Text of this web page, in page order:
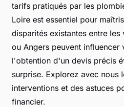
tarifs pratiqués par les
Loire est essentiel pour
disparités existantes entre les
ou Angers peuvent
l'obtention d'un devis précis
surprise. Explorez avec nous
interventions et des astuces
financier.